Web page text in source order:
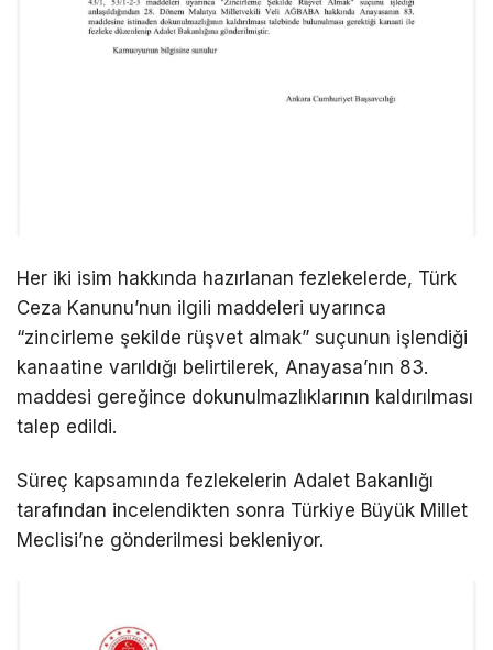
Her iki isim hakkında hazırlanan fezlekelerde, Türk
Ceza Kanunu’nun ilgili maddeleri uyarınca
“zincirleme şekilde rüşvet almak” suçunun işlendiği
kanaatine varıldığı belirtilerek, Anayasa’nın 83.
maddesi gereğince dokunulmazlıklarının kaldırılması
talep edildi.
Süreç kapsamında fezlekelerin Adalet Bakanlığı
tarafından incelendikten sonra Türkiye Büyük Millet
Meclisi’ne gönderilmesi bekleniyor.